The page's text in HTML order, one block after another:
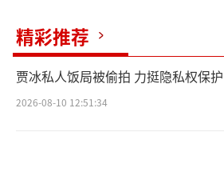
精彩推荐
贾冰私人饭局被偷拍 力挺隐私权保护
2026-08-10 12:51:34